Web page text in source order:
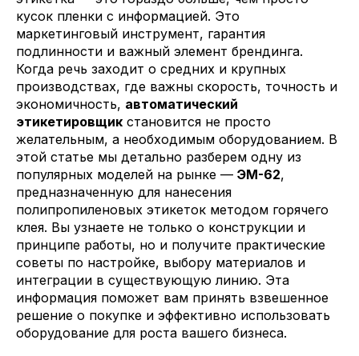
кусок пленки с информацией. Это
маркетинговый инструмент, гарантия
подлинности и важный элемент брендинга.
Когда речь заходит о средних и крупных
производствах, где важны скорость, точность и
экономичность, автоматический
этикетировщик становится не просто
желательным, а необходимым оборудованием. В
этой статье мы детально разберем одну из
популярных моделей на рынке — ЭМ-62,
предназначенную для нанесения
полипропиленовых этикеток методом горячего
клея. Вы узнаете не только о конструкции и
принципе работы, но и получите практические
советы по настройке, выбору материалов и
интеграции в существующую линию. Эта
информация поможет вам принять взвешенное
решение о покупке и эффективно использовать
оборудование для роста вашего бизнеса.